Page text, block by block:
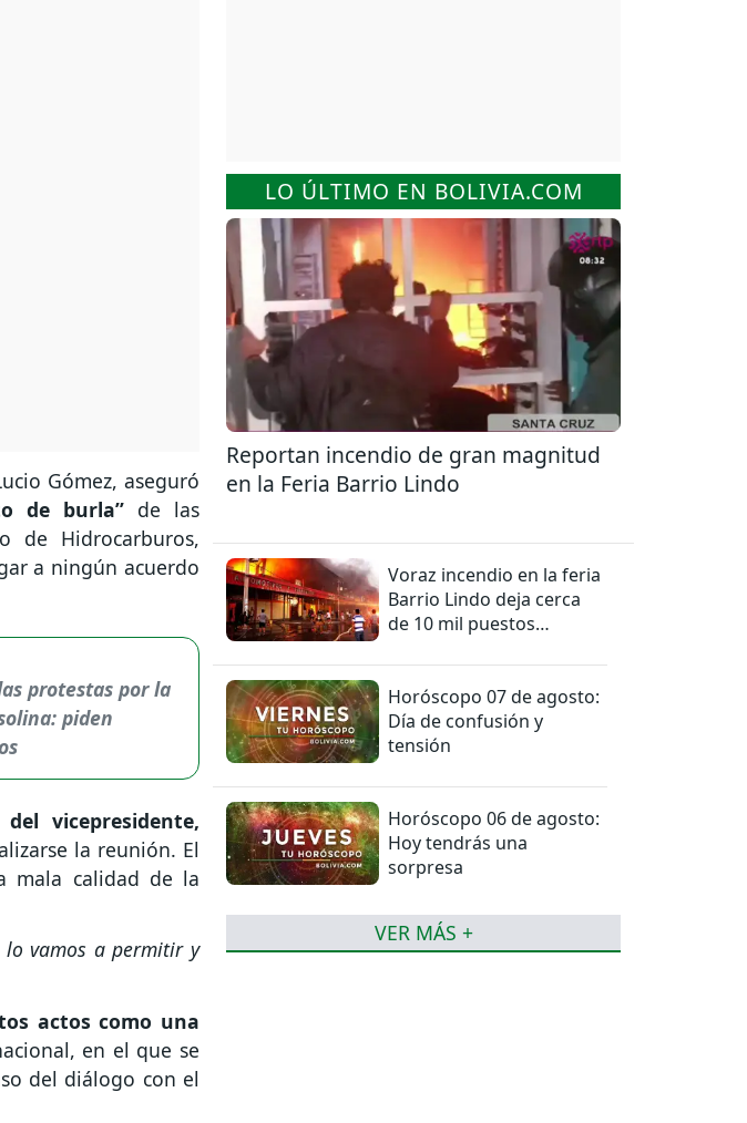
Gómez, aseguró
de burla”de las
de Hidrocarburos,
a ningún acuerdo
protestas por la
piden
vicepresidente,
la reunión. El
mala calidad de la
lo vamos a permitir y
actos como una
en el que se
del diálogo con el
LO ÚLTIMO EN BOLIVIA.COM
Reportan incendio de gran magnitud
en la Feria Barrio Lindo
Voraz incendio en la feria
Barrio Lindo deja cerca
de 10 mil puestos
Horóscopo 07 de agosto:
Día de confusión y
tensión
Horóscopo 06 de agosto:
Hoy tendrás una
sorpresa
VER MÁS +